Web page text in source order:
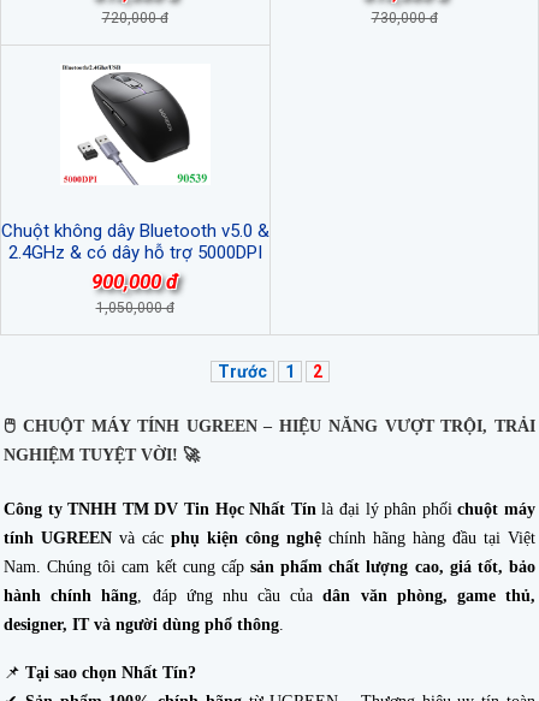
720,000 đ 730,000 đ
Chuột không dây Bluetooth v5.0 &
2.4GHz & có dây hỗ trợ 5000DPI
Ugreen 90539/MU103 cao cấp
(Pin sạc)
900,000 đ
1,050,000 đ
Trước 1 2
🖱 CHUỘT MÁY TÍNH UGREEN – HIỆU NĂNG VƯỢT TRỘI, TRẢI
NGHIỆM TUYỆT VỜI! 🚀
Công ty TNHH TM DV Tin Học Nhất Tínlà đại lý phân phốichuột máy
tính UGREEN và các phụ kiện công nghệ chính hãng hàng đầu tại Việt
Nam. Chúng tôi cam kết cung cấp sản phẩm chất lượng cao, giá tốt, bảo
hành chính hãng, đáp ứng nhu cầu củadân văn phòng, game thủ,
designer, IT và người dùng phổ thông.
📌 Tại sao chọn Nhất Tín?